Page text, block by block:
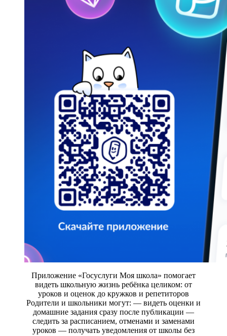
Приложение «Госуслуги Моя школа» помогает
видеть школьную жизнь ребёнка целиком: от
уроков и оценок до кружков и репетиторов
Родители и школьники могут: — видеть оценки и
домашние задания сразу после публикации —
следить за расписанием, отменами и заменами
уроков — получать уведомления от школы без